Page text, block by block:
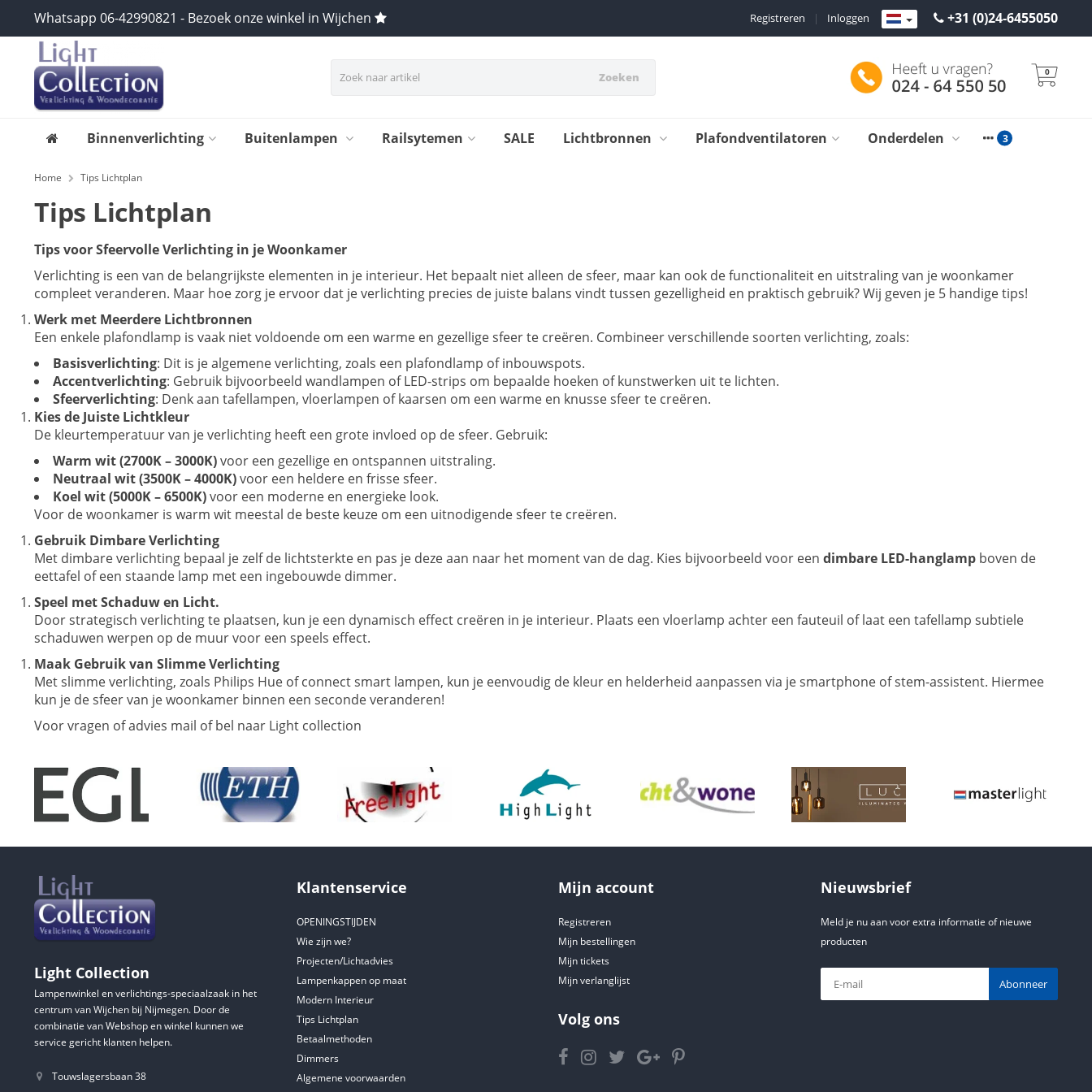
Whatsapp 06-42990821 - Bezoek onze winkel in Wijchen +31 (0)24-6455050
Inloggen
|
Registreren
Zoeken 0
Binnenverlichting Buitenlampen Railsytemen SALE Lichtbronnen Plafondventilatoren Onderdelen
Home Tips Lichtplan
Tips Lichtplan
Tips voor Sfeervolle Verlichting in je Woonkamer
Verlichting is een van de belangrijkste elementen in je interieur. Het bepaalt niet alleen de sfeer, maar kan ook de functionaliteit en uitstraling van je woonkamer
compleet veranderen. Maar hoe zorg je ervoor dat je verlichting precies de juiste balans vindt tussen gezelligheid en praktisch gebruik? Wij geven je 5 handige tips!
Werk met Meerdere Lichtbronnen
Een enkele plafondlamp is vaak niet voldoende om een warme en gezellige sfeer te creëren. Combineer verschillende soorten verlichting, zoals:
Basisverlichting: Dit is je algemene verlichting, zoals een plafondlamp of inbouwspots.
Accentverlichting: Gebruik bijvoorbeeld wandlampen of LED-strips om bepaalde hoeken of kunstwerken uit te lichten.
Sfeerverlichting: Denk aan tafellampen, vloerlampen of kaarsen om een warme en knusse sfeer te creëren.
Kies de Juiste Lichtkleur
De kleurtemperatuur van je verlichting heeft een grote invloed op de sfeer. Gebruik:
Warm wit (2700K – 3000K)voor een gezellige en ontspannen uitstraling.
Neutraal wit (3500K – 4000K)voor een heldere en frisse sfeer.
Koel wit (5000K – 6500K)voor een moderne en energieke look.
Voor de woonkamer is warm wit meestal de beste keuze om een uitnodigende sfeer te creëren.
Gebruik Dimbare Verlichting
Met dimbare verlichting bepaal je zelf de lichtsterkte en pas je deze aan naar het moment van de dag. Kies bijvoorbeeld voor een dimbare LED-hanglamp boven de
eettafel of een staande lamp met een ingebouwde dimmer.
Speel met Schaduw en Licht.
Door strategisch verlichting te plaatsen, kun je een dynamisch effect creëren in je interieur. Plaats een vloerlamp achter een fauteuil of laat een tafellamp subtiele
schaduwen werpen op de muur voor een speels effect.
Maak Gebruik van Slimme Verlichting
Met slimme verlichting, zoals Philips Hue of connect smart lampen, kun je eenvoudig de kleur en helderheid aanpassen via je smartphone of stem-assistent. Hiermee
kun je de sfeer van je woonkamer binnen een seconde veranderen!
Voor vragen of advies mail of bel naar Light collection
Light Collection
Lampenwinkel en verlichtings-speciaalzaak in het
centrum van Wijchen bij Nijmegen. Door de
combinatie van Webshop en winkel kunnen we
service gericht klanten helpen.
Touwslagersbaan 38
Klantenservice
OPENINGSTIJDEN
Wie zijn we?
Projecten/Lichtadvies
Lampenkappen op maat
Modern Interieur
Tips Lichtplan
Betaalmethoden
Dimmers
Algemene voorwaarden
Mijn account
Registreren
Mijn bestellingen
Mijn tickets
Mijn verlanglijst
Volg ons
Nieuwsbrief
Meld je nu aan voor extra informatie of nieuwe
producten
Abonneer